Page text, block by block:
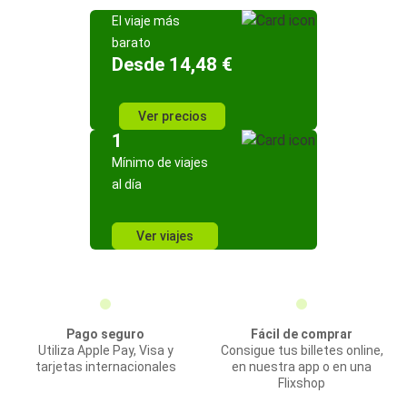
El viaje más
barato
Desde 14,48 €
Ver precios
1
Mínimo de viajes
al día
Ver viajes
Pago seguro
Utiliza Apple Pay, Visa y
tarjetas internacionales
Fácil de comprar
Consigue tus billetes online,
en nuestra app o en una
Flixshop